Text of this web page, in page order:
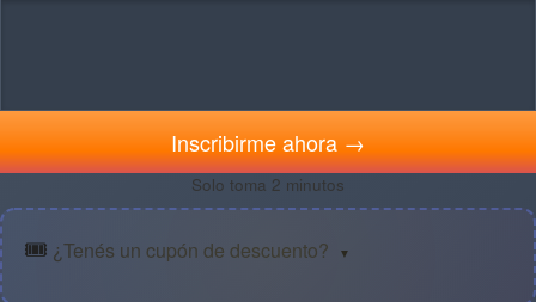
Inscribirme ahora →
Solo toma 2 minutos
🎟️ ¿Tenés un cupón de descuento? ▼